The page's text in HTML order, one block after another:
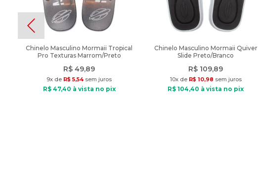
Chinelo Masculino Mormaii Tropical
Pro Texturas Marrom/Preto
R$ 49,89
9x de R$ 5,54 sem juros
R$ 47,40 à vista no pix
Chinelo Masculino Mormaii Quiver
Slide Preto/Branco
R$ 109,89
10x de R$ 10,98 sem juros
R$ 104,40 à vista no pix